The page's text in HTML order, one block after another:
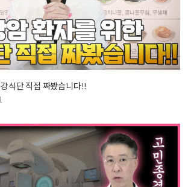
식단 직접 짜봤습니다!!